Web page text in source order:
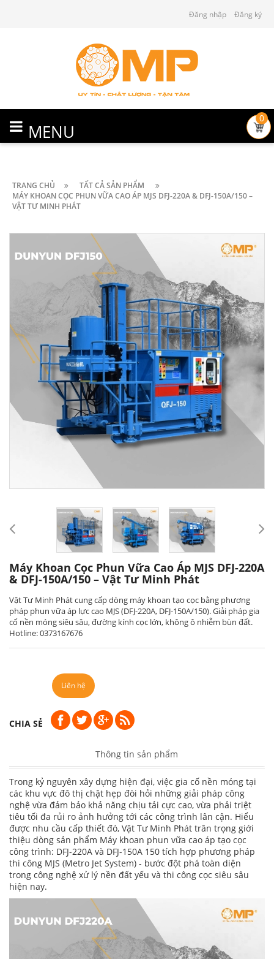
Đăng nhập Đăng ký
MENU
0
TRANG CHỦ
TẤT CẢ SẢN PHẨM
MÁY KHOAN CỌC PHUN VỮA CAO ÁP MJS DFJ-220A & DFJ-150A/150 –
VẬT TƯ MINH PHÁT
Máy Khoan Cọc Phun Vữa Cao Áp MJS DFJ-220A
& DFJ-150A/150 – Vật Tư Minh Phát
Vật Tư Minh Phát cung cấp dòng máy khoan tạo cọc bằng phương
pháp phun vữa áp lực cao MJS (DFJ-220A, DFJ-150A/150). Giải pháp gia
cố nền móng siêu sâu, đường kính cọc lớn, không ô nhiễm bùn đất.
Hotline: 0373167676
Liên hệ
CHIA SẺ
Thông tin sản phẩm
Trong kỷ nguyên xây dựng hiện đại, việc gia cố nền móng tại
các khu vực đô thị chật hẹp đòi hỏi những giải pháp công
nghệ vừa đảm bảo khả năng chịu tải cực cao, vừa phải triệt
tiêu tối đa rủi ro ảnh hưởng tới các công trình lân cận. Hiểu
được nhu cầu cấp thiết đó, Vật Tư Minh Phát trân trọng giới
thiệu dòng sản phẩm Máy khoan phun vữa cao áp tạo cọc
công trình: DFJ-220A và DFJ-150A 150 tích hợp phương pháp
thi công MJS (Metro Jet System) - bước đột phá toàn diện
trong công nghệ xử lý nền đất yếu và thi công cọc siêu sâu
hiện nay.